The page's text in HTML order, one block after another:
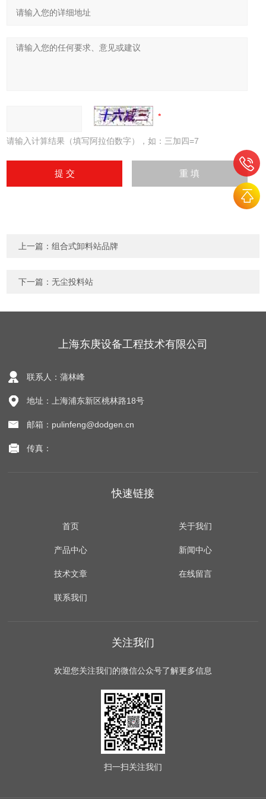
请输入计算结果（填写阿拉伯数字），如：三加四=7
上一篇：组合式卸料站品牌
下一篇：无尘投料站
上海东庚设备工程技术有限公司
联系人：蒲林峰
地址：上海浦东新区桃林路18号
邮箱：pulinfeng@dodgen.cn
传真：
快速链接
首页 关于我们
产品中心 新闻中心
技术文章 在线留言
联系我们
关注我们
欢迎您关注我们的微信公众号了解更多信息
扫一扫关注我们